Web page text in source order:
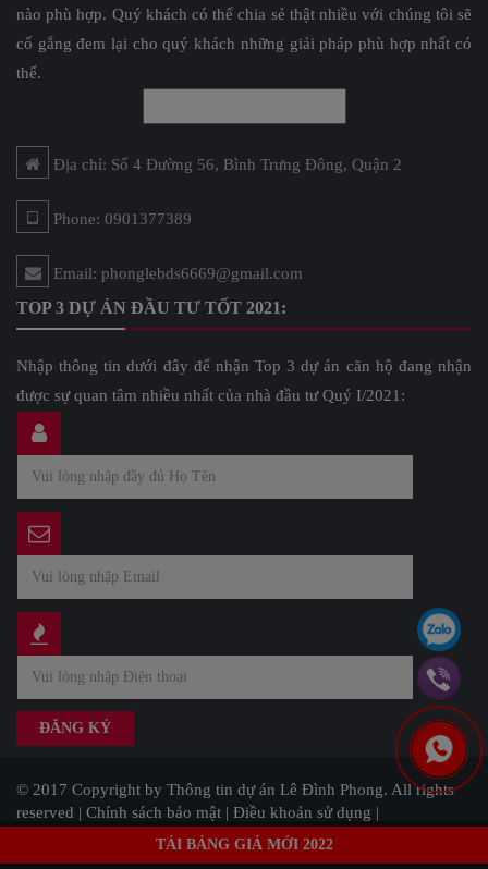
TẢI BẢNG GIÁ MỚI 2022
nào phù hợp. Quý khách có thể chia sẻ thật nhiều với chúng tôi sẽ
cố gắng đem lại cho quý khách những giải pháp phù hợp nhất có
thể.
Địa chỉ: Số 4 Đường 56, Bình Trưng Đông, Quận 2
Phone: 0901377389
Email: phonglebds6669@gmail.com
TOP 3 DỰ ÁN ĐẦU TƯ TỐT 2021:
Nhập thông tin dưới đây để nhận Top 3 dự án căn hộ đang nhận
được sự quan tâm nhiều nhất của nhà đầu tư Quý I/2021:
© 2017 Copyright by Thông tin dự án Lê Đình Phong. All rights
reserved | Chính sách bảo mật | Điều khoản sử dụng |
Developed by SaleReal